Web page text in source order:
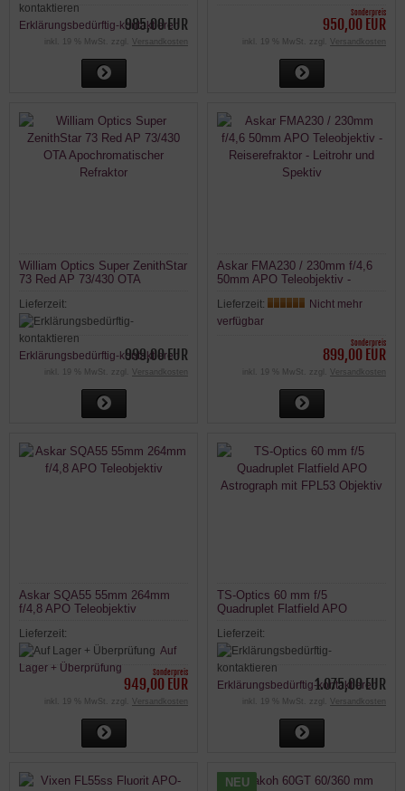
Erklärungsbedürftig-kontaktieren
985,00 EUR
inkl. 19 % MwSt. zzgl. Versandkosten
Sonderpreis
950,00 EUR
inkl. 19 % MwSt. zzgl. Versandkosten
William Optics Super ZenithStar
73 Red AP 73/430 OTA
Lieferzeit:
Erklärungsbedürftig-kontaktieren
999,00 EUR
inkl. 19 % MwSt. zzgl. Versandkosten
Askar FMA230 / 230mm f/4,6
50mm APO Teleobjektiv -
Spektiv
Lieferzeit:
Nicht mehr
verfügbar
Sonderpreis
899,00 EUR
inkl. 19 % MwSt. zzgl. Versandkosten
Askar SQA55 55mm 264mm
f/4,8 APO Teleobjektiv
Lieferzeit:
Auf
Lager + Überprüfung
Sonderpreis
949,00 EUR
inkl. 19 % MwSt. zzgl. Versandkosten
TS-Optics 60 mm f/5
Quadruplet Flatfield APO
Lieferzeit:
Erklärungsbedürftig-kontaktieren
1.075,00 EUR
inkl. 19 % MwSt. zzgl. Versandkosten
NEU